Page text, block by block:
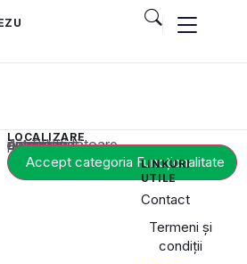
LOCALIZARE
Acest conținut este blocat până când acceptați categoria corespunzătoare de cookie-uri.
Accept categoria Funcționalitate
LINKURI
UTILE
Contact
Termeni și
condiții